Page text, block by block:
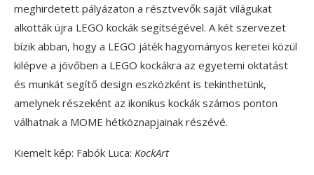
meghirdetett pályázaton a résztvevők saját világukat
alkották újra LEGO kockák segítségével. A két szervezet
bízik abban, hogy a LEGO játék hagyományos keretei közül
kilépve a jövőben a LEGO kockákra az egyetemi oktatást
és munkát segítő design eszközként is tekinthetünk,
amelynek részeként az ikonikus kockák számos ponton
válhatnak a MOME hétköznapjainak részévé.
Kiemelt kép: Fabók Luca: KockArt